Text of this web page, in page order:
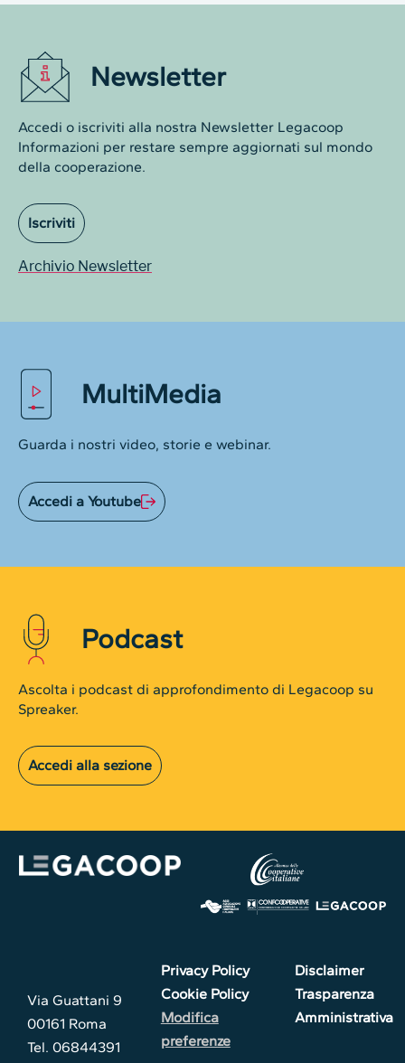
Newsletter
Accedi o iscriviti alla nostra Newsletter Legacoop
Informazioni per restare sempre aggiornati sul mondo
della cooperazione.
Iscriviti
Archivio Newsletter
MultiMedia
Guarda i nostri video, storie e webinar.
Accedi a Youtube
Podcast
Ascolta i podcast di approfondimento di Legacoop su
Spreaker.
Accedi alla sezione
Via Guattani 9
00161 Roma
Tel. 06844391
Privacy Policy
Cookie Policy
Modifica
preferenze
Disclaimer
Trasparenza
Amministrativa